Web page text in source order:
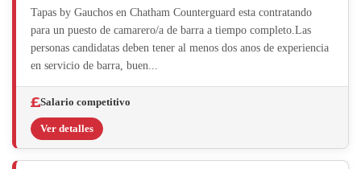
Tapas by Gauchos en Chatham Counterguard esta contratando
para un puesto de camarero/a de barra a tiempo completo.Las
personas candidatas deben tener al menos dos anos de experiencia
en servicio de barra, buen...
Salario competitivo
Ver detalles